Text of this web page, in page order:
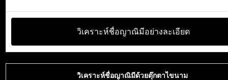
วิเคราะห์ชื่อญาณิมีอย่างละเอียด
วิเคราะห์ชื่อญาณิมีด้วยตุ๊กตาไขนาม